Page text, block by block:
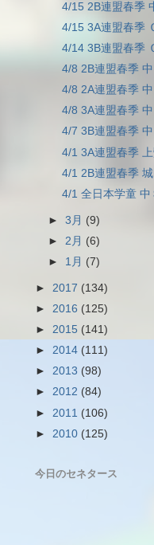
4/15 2B連盟春季
4/15 3A連盟春季
4/14 3B連盟春季
4/8 2B連盟春季
4/8 2A連盟春季
4/8 3A連盟春季
4/7 3B連盟春季
4/1 3A連盟春季
4/1 2B連盟春季
4/1 全日本学童 中
►3月 (9)
► 2月 (6)
► 1月 (7)
► 2017 (134)
► 2016 (125)
► 2015 (141)
► 2014 (111)
► 2013 (98)
► 2012 (84)
► 2011 (106)
► 2010 (125)
今日のセネタース